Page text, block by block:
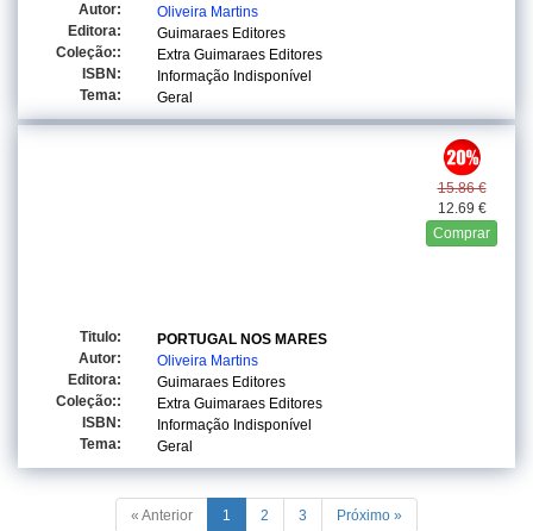
Autor:
Oliveira Martins
Editora:
Guimaraes Editores
Coleção::
Extra Guimaraes Editores
ISBN:
Informação Indisponível
Tema:
Geral
15.86 €
12.69 €
Comprar
Titulo:
PORTUGAL NOS MARES
Autor:
Oliveira Martins
Editora:
Guimaraes Editores
Coleção::
Extra Guimaraes Editores
ISBN:
Informação Indisponível
Tema:
Geral
« Anterior 1 2 3 Próximo »